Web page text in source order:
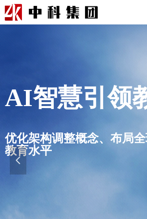
优化架构调整概念、布局
教育水平
AI智慧引领
넳